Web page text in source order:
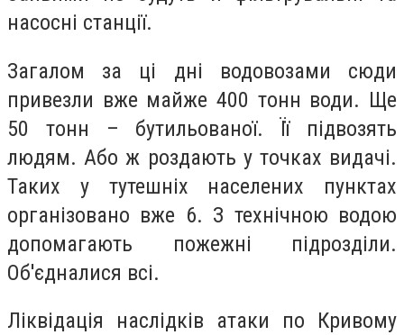
насосні станції.
Загалом за ці дні водовозами сюди
привезли вже майже 400 тонн води. Ще
50 тонн – бутильованої. Її підвозять
людям. Або ж роздають у точках видачі.
Таких у тутешніх населених пунктах
організовано вже 6. З технічною водою
допомагають пожежні підрозділи.
Об'єдналися всі.
Ліквідація наслідків атаки по Кривому